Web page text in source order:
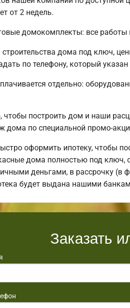
от 2 недель.
домокомплекты: все работы
дома под ключ,
по телефону, который
отдельно:
построить дом и наши
дома по специальной промо-
оформить ипотеку, чтобы
дома полностью под ключ,
деньгами, в рассрочку (в
будет выдана нашими
Заказать